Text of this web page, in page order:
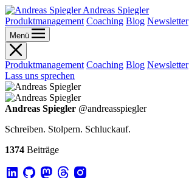
Andreas Spiegler
Produktmanagement Coaching Blog Newsletter
Menü
Produktmanagement Coaching Blog Newsletter
Lass uns sprechen
Andreas Spiegler @andreasspiegler
Schreiben. Stolpern. Schluckauf.
1374 Beiträge